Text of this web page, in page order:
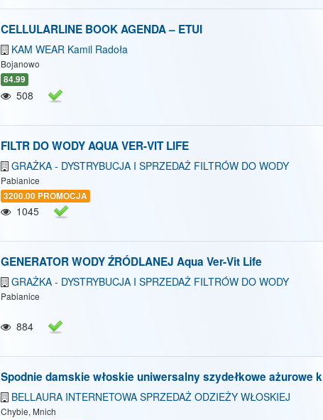
CELLULARLINE BOOK AGENDA – ETUI
KAM WEAR Kamil Radoła
Bojanowo
84.99
508
FILTR DO WODY AQUA VER-VIT LIFE
GRAŻKA - DYSTRYBUCJA I SPRZEDAŻ FILTRÓW DO WODY
Pabianice
3200.00 PROMOCJA
1045
GENERATOR WODY ŹRÓDLANEJ Aqua Ver-Vit Life
GRAŻKA - DYSTRYBUCJA I SPRZEDAŻ FILTRÓW DO WODY
Pabianice
884
Spodnie damskie włoskie uniwersalny szydełkowe ażurowe k
BELLAURA INTERNETOWA SPRZEDAŻ ODZIEŻY WŁOSKIEJ
Chybie, Mnich